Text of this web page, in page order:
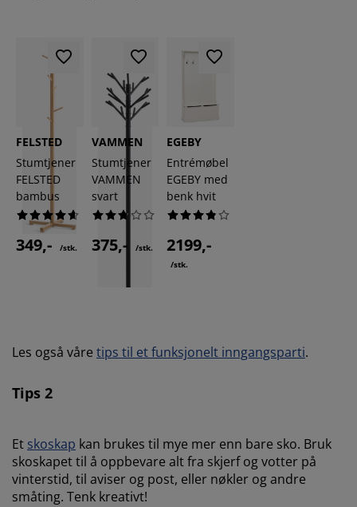
FELSTED
Stumtjener
FELSTED
bambus
349,- /stk.
VAMMEN
Stumtjener
VAMMEN
svart
375,- /stk.
EGEBY
Entrémøbel
EGEBY med
benk hvit
2199,-
/stk.
Les også våre tips til et funksjonelt inngangsparti.
Tips 2
Et skoskap kan brukes til mye mer enn bare sko. Bruk
skoskapet til å oppbevare alt fra skjerf og votter på
vinterstid, til aviser og post, eller nøkler og andre
småting. Tenk kreativt!